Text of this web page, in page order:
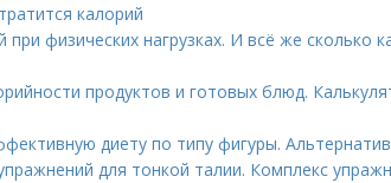
калорий
при физических нагрузках. И всё же сколько
продуктов и готовых блюд.
диету по типу фигуры.
для тонкой талии. Комплекс